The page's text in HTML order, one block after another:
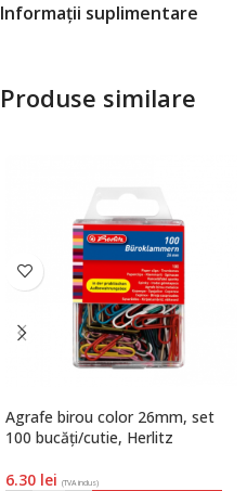
Informații suplimentare
Produse similare
Agrafe birou color 26mm, set
100 bucăți/cutie, Herlitz
6.30 lei (TVA inclus)